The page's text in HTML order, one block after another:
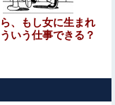
ての対応を間違え
庫に戻して 無理
、もし女に生まれ
いう仕事できる？